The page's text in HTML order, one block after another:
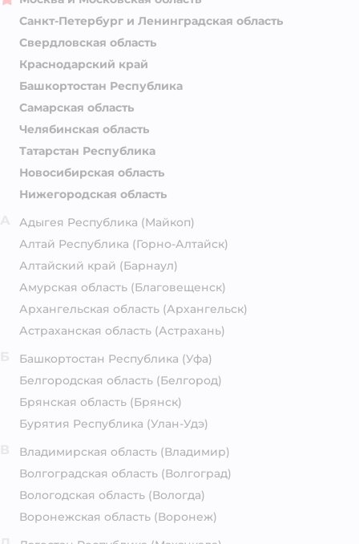
Санкт-Петербург и Ленинградская область
Свердловская область
Краснодарский край
Башкортостан Республика
Самарская область
Челябинская область
Татарстан Республика
Новосибирская область
Нижегородская область
Адыгея Республика (Майкоп)
Алтай Республика (Горно-Алтайск)
Алтайский край (Барнаул)
Амурская область (Благовещенск)
Архангельская область (Архангельск)
Астраханская область (Астрахань)
Башкортостан Республика (Уфа)
Белгородская область (Белгород)
Брянская область (Брянск)
Бурятия Республика (Улан-Удэ)
Владимирская область (Владимир)
Волгоградская область (Волгоград)
Вологодская область (Вологда)
Воронежская область (Воронеж)